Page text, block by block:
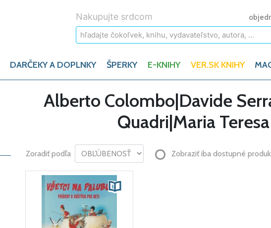
Nakupujte srdcom
DARČEKY A DOPLNKY ŠPERKY E-KNIHY VER.SK KNIHY
Alberto Colombo|Davide
Quadri|Maria
Zoradiť podľa Zobraziť iba dostupné